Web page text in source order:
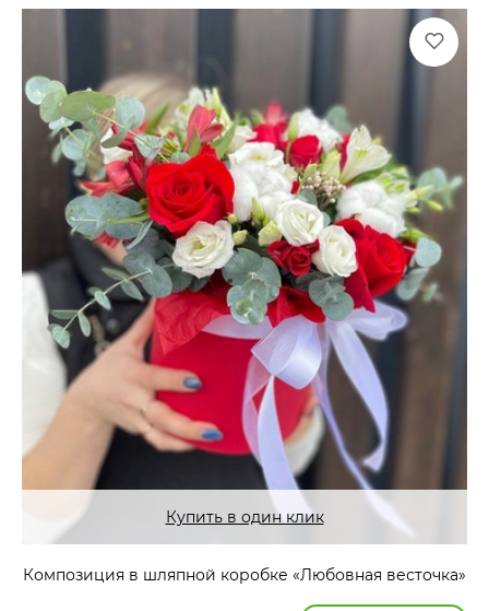
Купить в один клик
Композиция в шляпной коробке «Любовная весточка»